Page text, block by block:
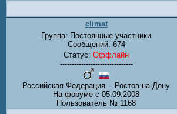
climat
Группа: Постоянные участники
Сообщений: 674
Статус: Оффлайн
-------------------------------
Российская Федерация - Ростов-на-Дону
На форуме с 05.09.2008
Пользователь № 1168